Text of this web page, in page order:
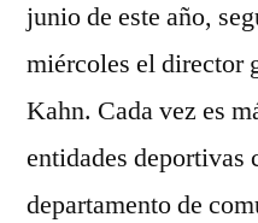
junio de este año,
miércoles el director
Kahn. Cada vez es
entidades deportivas
departamento de